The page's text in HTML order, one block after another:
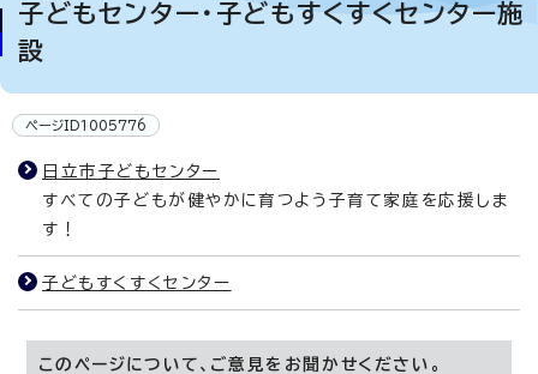
子どもセンター・子どもすくすくセンター施
設
ページID1005776
日立市子どもセンター
すべての子どもが健やかに育つよう子育て家庭を応援しま
す！
子どもすくすくセンター
このページについて、ご意見をお聞かせください。